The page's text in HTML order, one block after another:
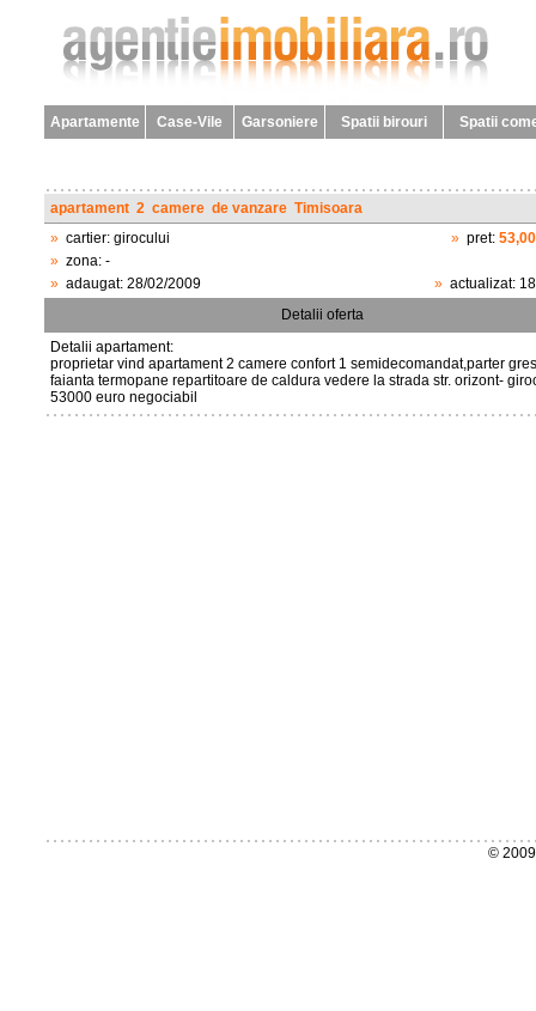
Apartamente Case-Vile Garsoniere Spatii birouri Spatii
apartament 2 camere de vanzare Timisoara
» cartier: girocului
» zona: -
» adaugat: 28/02/2009
» pret:
» actualizat:
Detalii oferta
Detalii apartament:
proprietar vind apartament 2 camere confort 1 semidecomandat,parter
faianta termopane repartitoare de caldura vedere la strada str. orizont-
53000 euro negociabil
©